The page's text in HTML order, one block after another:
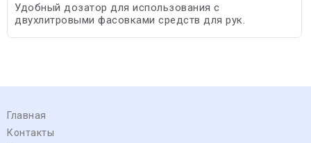
Удобный дозатор для использования с
двухлитровыми фасовками средств для рук.
Главная
Контакты